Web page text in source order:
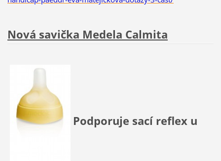
Nová savička Medela Calmita
Podporuje sací reflex u